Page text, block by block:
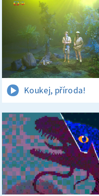
Koukej, příroda!